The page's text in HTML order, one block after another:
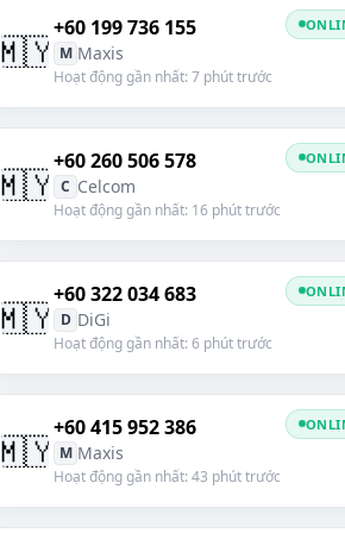
🇲🇾
+60 199 736 155
M Maxis
Hoạt động gần nhất: 7 phút trước
🇲🇾
+60 260 506 578
C Celcom
Hoạt động gần nhất: 16 phút trước
🇲🇾
+60 322 034 683
D DiGi
Hoạt động gần nhất: 6 phút trước
🇲🇾
+60 415 952 386
M Maxis
Hoạt động gần nhất: 43 phút trước